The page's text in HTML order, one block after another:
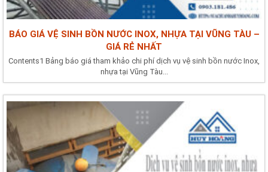
BÁO GIÁ VỆ SINH BỒN NƯỚC INOX, NHỰA TẠI VŨNG TÀU –
GIÁ RẺ NHẤT
Contents1 Bảng báo giá tham khảo chi phí dịch vụ vệ sinh bồn nước Inox,
nhựa tại Vũng Tàu...